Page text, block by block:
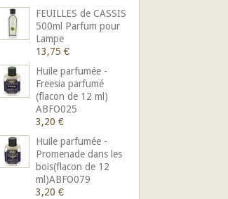
FEUILLES de CASSIS
500ml Parfum pour
Lampe
13,75 €
Huile parfumée -
Freesia parfumé
(flacon de 12 ml)
ABFO025
3,20 €
Huile parfumée -
Promenade dans les
bois(flacon de 12
ml)ABFO079
3,20 €